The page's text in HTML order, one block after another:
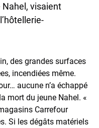
visaient
des grandes surfaces
incendiées même.
aucune n’a échappé
mort du jeune Nahel. «
Carrefour
Si les dégâts matériels